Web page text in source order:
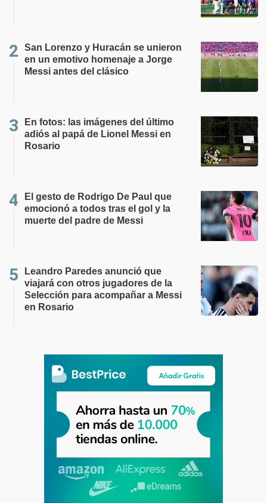
San Lorenzo y Huracán se unieron
en un emotivo homenaje a Jorge
Messi antes del clásico
En fotos: las imágenes del último
adiós al papá de Lionel Messi en
Rosario
El gesto de Rodrigo De Paul que
emocionó a todos tras el gol y la
muerte del padre de Messi
Leandro Paredes anunció que
viajará con otros jugadores de la
Selección para acompañar a Messi
en Rosario